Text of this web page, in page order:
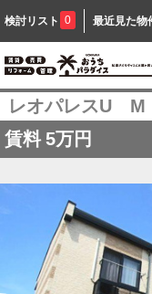
検討リスト 0 最近見た物
レオパレスU M
賃料 5万円